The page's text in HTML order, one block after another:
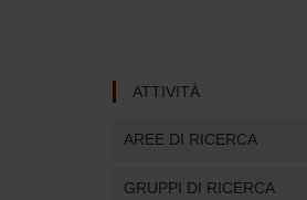
ATTIVITÀ
AREE DI RICERCA
GRUPPI DI RICERCA